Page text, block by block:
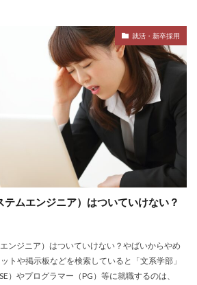
就活・新卒採用
テムエンジニア）はついていけない？
ンジニア）はついていけない？やばいからやめ
トや掲示板などを検索していると「文系学部」
）やプログラマー（PG）等に就職するのは、